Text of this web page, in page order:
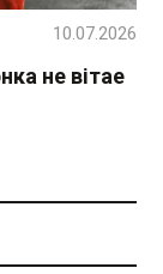
не вітае
10.07.2026